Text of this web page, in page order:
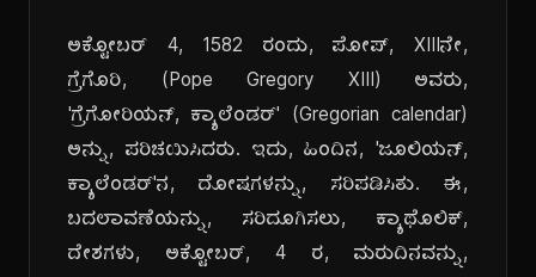
ಅಕ್ಟೋಬರ್ 4, 1582 ರಂದು, ಪೋಪ್, XIIIನೇ,
ಗ್ರೆಗೊರಿ, (Pope Gregory XIII) ಅವರು,
'ಗ್ರೆಗೋರಿಯನ್, ಕ್ಯಾಲೆಂಡರ್' (Gregorian calendar)
ಅನ್ನು, ಪರಿಚಯಿಸಿದರು. ಇದು, ಹಿಂದಿನ, 'ಜೂಲಿಯನ್,
ಕ್ಯಾಲೆಂಡರ್'ನ, ದೋಷಗಳನ್ನು, ಸರಿಪಡಿಸಿತು. ಈ,
ಬದಲಾವಣೆಯನ್ನು, ಸರಿದೂಗಿಸಲು, ಕ್ಯಾಥೊಲಿಕ್,
ದೇಶಗಳು, ಅಕ್ಟೋಬರ್, 4 ರ, ಮರುದಿನವನ್ನು,